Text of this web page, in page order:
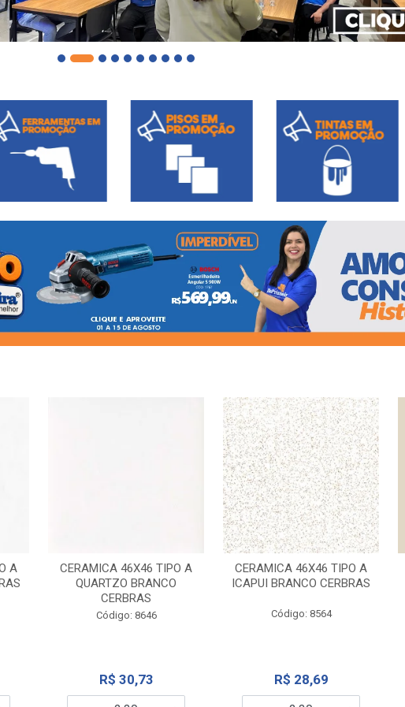
A
CERAMICA 46X46 TIPO A
QUARTZO BRANCO
CERBRAS
Código: 8646
R$ 30,73
CERAMICA 46X46 TIPO A
ICAPUI BRANCO CERBRAS
Código: 8564
R$ 28,69